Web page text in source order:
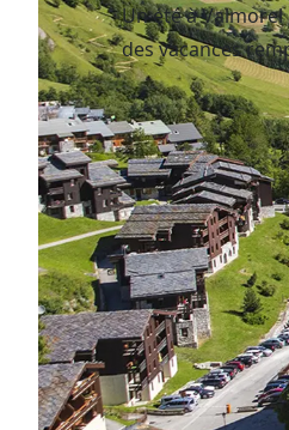
Un été à Valmorel
des vacances